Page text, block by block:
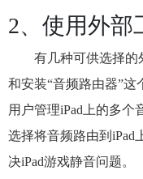
2、使用外部
有几种可供选择的
和安装“音频路由器”
用户管理iPad上的多个
选择将音频路由到iPad
决iPad游戏静音问题。